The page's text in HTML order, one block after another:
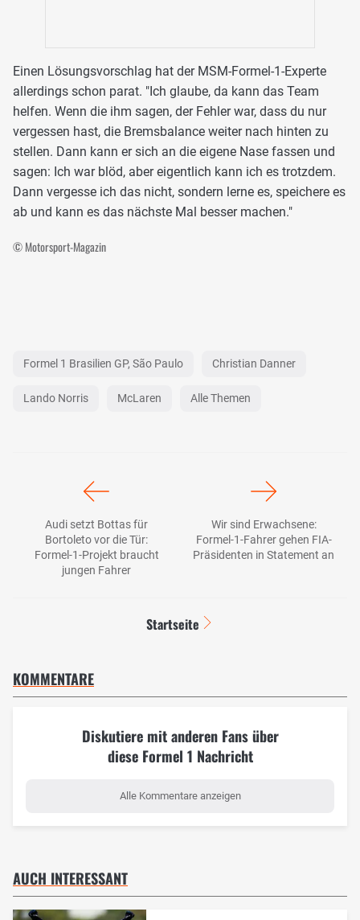
Einen Lösungsvorschlag hat der MSM-Formel-1-Experte
allerdings schon parat. "Ich glaube, da kann das Team
helfen. Wenn die ihm sagen, der Fehler war, dass du nur
vergessen hast, die Bremsbalance weiter nach hinten zu
stellen. Dann kann er sich an die eigene Nase fassen und
sagen: Ich war blöd, aber eigentlich kann ich es trotzdem.
Dann vergesse ich das nicht, sondern lerne es, speichere es
ab und kann es das nächste Mal besser machen."
© Motorsport-Magazin
Formel 1 Brasilien GP, São Paulo Christian Danner
Lando Norris McLaren Alle Themen
Audi setzt Bottas für
Bortoleto vor die Tür:
Formel-1-Projekt braucht
jungen Fahrer
Wir sind Erwachsene:
Formel-1-Fahrer gehen FIA-
Präsidenten in Statement an
Startseite
KOMMENTARE
Diskutiere mit anderen Fans über
diese Formel 1 Nachricht
Alle Kommentare anzeigen
AUCH INTERESSANT